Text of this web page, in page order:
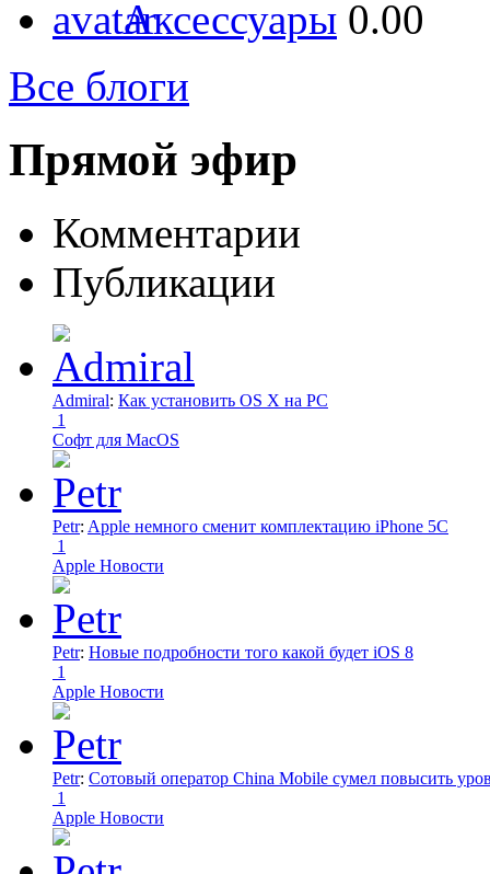
Аксессуары 0.00
Все блоги
Прямой эфир
Комментарии
Публикации
Admiral: Как установить OS X на PC
1
Софт для MacOS
Petr: Apple немного сменит комплектацию iPhone 5C
1
Apple Новости
Petr: Новые подробности того какой будет iOS 8
1
Apple Новости
Petr: Сотовый оператор China Mobile сумел повысить
1
Apple Новости